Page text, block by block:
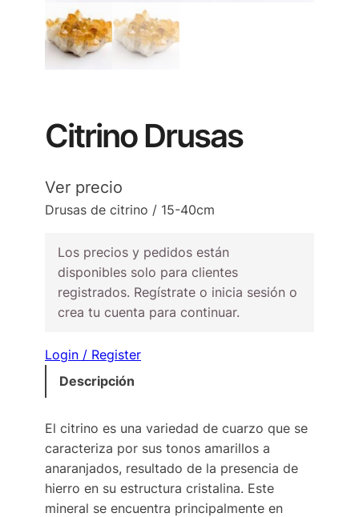
Citrino Drusas
Ver precio
Drusas de citrino / 15-40cm
Los precios y pedidos están
disponibles solo para clientes
registrados. Regístrate o inicia sesión o
crea tu cuenta para continuar.
Login / Register
Descripción
El citrino es una variedad de cuarzo que se
caracteriza por sus tonos amarillos a
anaranjados, resultado de la presencia de
hierro en su estructura cristalina. Este
mineral se encuentra principalmente en